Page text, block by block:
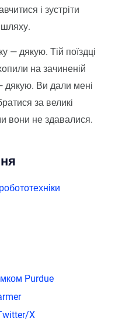
і зустріти
— дякую. Тій поїздці
на зачиненій
дякую. Ви дали мені
за великі
вони не здавалися.
Purdue
X